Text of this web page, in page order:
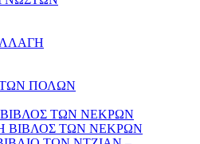
ΠΟΛΩΝ
ΤΩΝ ΝΕΚΡΩΝ
ΒΙΒΛΟΣ ΤΩΝ ΝΕΚΡΩΝ